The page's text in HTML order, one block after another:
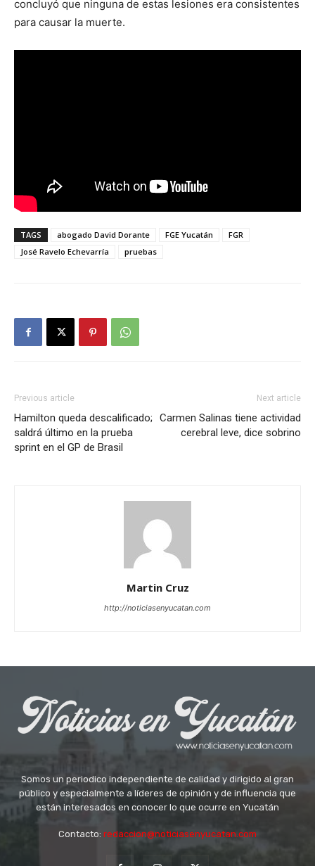
concluyó que ninguna de estas lesiones era consistentes
para causar la muerte.
TAGS abogado David Dorante FGE Yucatán
FGR
José Ravelo Echevarría
pruebas
Previous article
Hamilton queda descalificado;
saldrá último en la prueba
sprint en el GP de Brasil
Next article
Carmen Salinas tiene actividad
cerebral leve, dice sobrino
Martin Cruz
http://noticiasenyucatan.com
Somos un periodico independiente de calidad y dirigido al gran
público y especialmente a líderes de opinión y de influencia que
están interesados en conocer lo que ocurre en Yucatán
Contacto: redaccion@noticiasenyucatan.com